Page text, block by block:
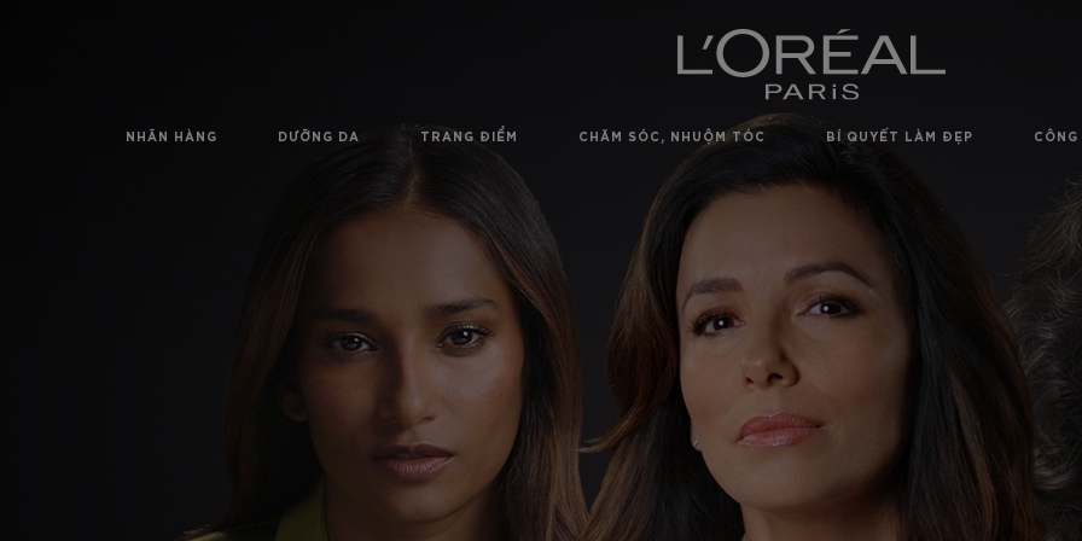
NHÃN HÀNG DƯỠNG DA TRANG ĐIỂM CHĂM SÓC, NHUỘM TÓC BÍ QUYẾT LÀM ĐẸP